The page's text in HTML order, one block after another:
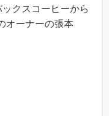
クスコーヒーから
オーナーの張本